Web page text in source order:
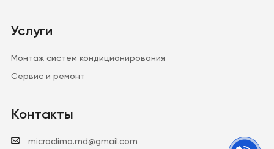
Услуги
Монтаж систем кондиционирования
Сервис и ремонт
Контакты
microclima.md@gmail.com